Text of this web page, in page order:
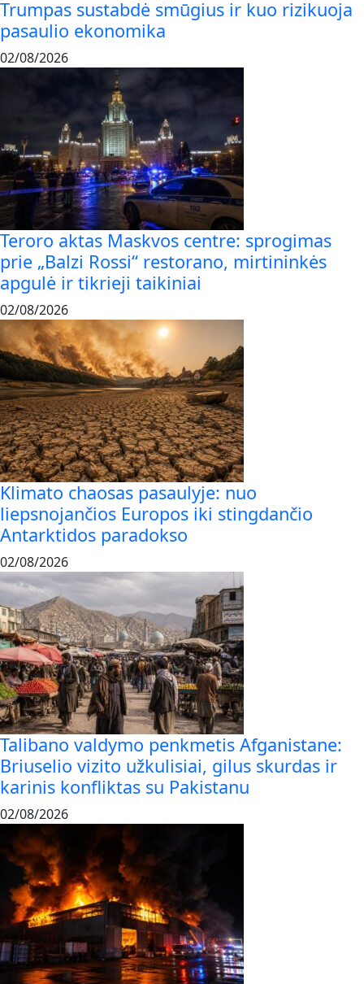
Trumpas sustabdė smūgius ir kuo rizikuoja
pasaulio ekonomika
02/08/2026
Teroro aktas Maskvos centre: sprogimas
prie „Balzi Rossi“ restorano, mirtininkės
apgulė ir tikrieji taikiniai
02/08/2026
Klimato chaosas pasaulyje: nuo
liepsnojančios Europos iki stingdančio
Antarktidos paradokso
02/08/2026
Talibano valdymo penkmetis Afganistane:
Briuselio vizito užkulisiai, gilus skurdas ir
karinis konfliktas su Pakistanu
02/08/2026